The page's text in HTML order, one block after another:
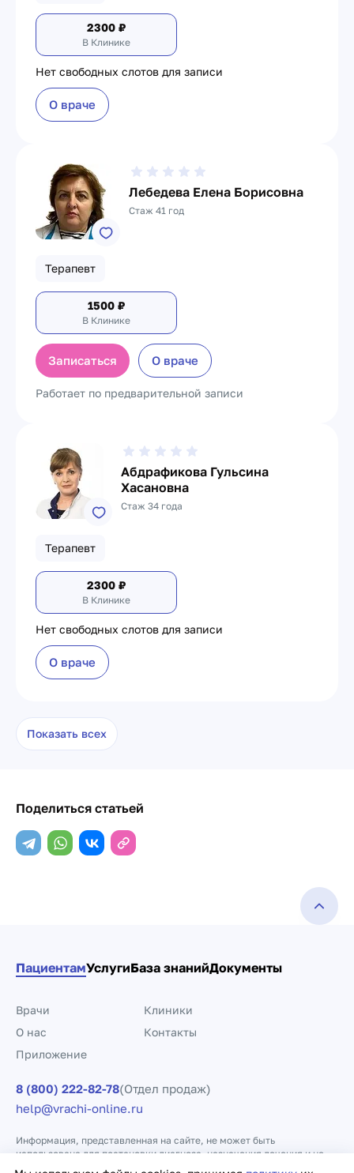
2300 ₽
В Клинике
Нет свободных слотов для записи
О враче
Лебедева Елена Борисовна
Стаж 41 год
Терапевт
1500 ₽
В Клинике
Записаться О враче
Работает по предварительной записи
Абдрафикова Гульсина
Хасановна
Стаж 34 года
Терапевт
2300 ₽
В Клинике
Нет свободных слотов для записи
О враче
Показать всех
Поделиться статьей
ПациентамУслугиБаза знанийДокументы
Врачи
Клиники
О нас
Контакты
Приложение
8 (800) 222-82-78(Отдел продаж)
help@vrachi-online.ru
Информация, представленная на сайте, не может быть
использована для постановки диагноза, назначения лечения и не
заменяет прием врача.